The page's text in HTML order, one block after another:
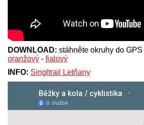
DOWNLOAD: stáhněte okruhy do GPS
oranžový - fialový
INFO: Singltrail Letňany